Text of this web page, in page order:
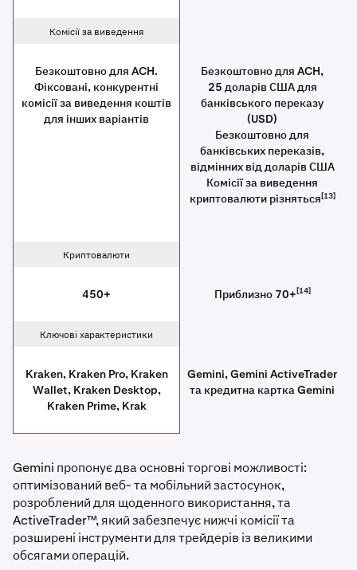
Комісії за виведення
Безкоштовно для ACH.
Фіксовані, конкурентні
комісії за виведення коштів
для інших варіантів
Безкоштовно для ACH,
25 доларів США для
банківського переказу
(USD)
Безкоштовно для
банківських переказів,
відмінних від доларів США
Комісії за виведення
криптовалюти різняться[13]
Криптовалюти
450+ Приблизно 70+[14]
Ключові характеристики
Kraken, Kraken Pro, Kraken
Wallet, Kraken Desktop,
Kraken Prime, Krak
Gemini, Gemini ActiveTrader
та кредитна картка Gemini
Gemini пропонує два основні торгові можливості:
оптимізований веб- та мобільний застосунок,
розроблений для щоденного використання, та
ActiveTrader™, який забезпечує нижчі комісії та
розширені інструменти для трейдерів із великими
обсягами операцій.